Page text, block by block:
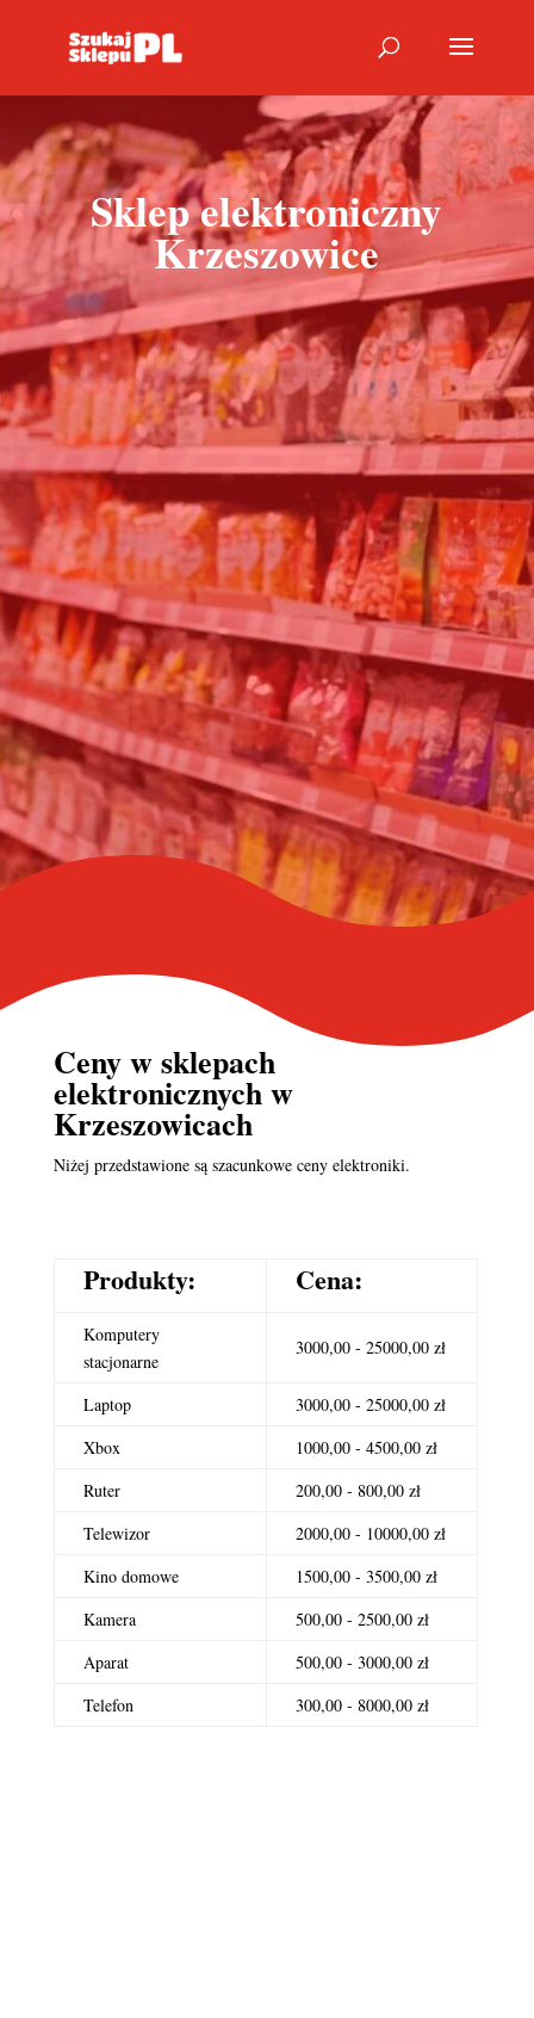
Sklep elektroniczny
Krzeszowice
Ceny wsklepach
elektronicznychw
Krzeszowicach
Niżej przedstawione są szacunkowe ceny elektroniki.
Produkty: Cena:
Komputery
stacjonarne
3000,00 - 25000,00 zł
Laptop
3000,00 - 25000,00 zł
Xbox
1000,00 - 4500,00 zł
Ruter
200,00 - 800,00 zł
Telewizor
2000,00 - 10000,00 zł
Kino domowe
1500,00 - 3500,00 zł
Kamera
500,00 - 2500,00 zł
Aparat
500,00 - 3000,00 zł
Telefon
300,00 - 8000,00 zł